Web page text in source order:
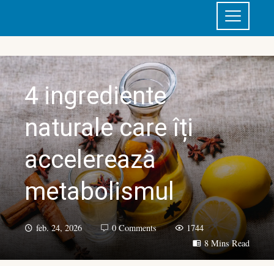
4 ingrediente
naturale care îți
accelerează
metabolismul
feb. 24, 2026 0 Comments
1744
8 Mins Read